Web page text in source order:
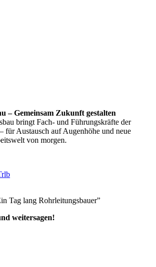
– Gemeinsam Zukunft gestalten
bringt Fach- und Führungskräfte der
für Austausch auf Augenhöhe und neue
von morgen.
Tag lang Rohrleitungsbauer”
weitersagen!